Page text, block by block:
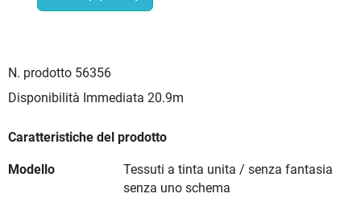
N. prodotto 56356
Disponibilità Immediata 20.9m
Caratteristiche del prodotto
Modello
Tessuti a tinta unita / senza fantasia
senza uno schema